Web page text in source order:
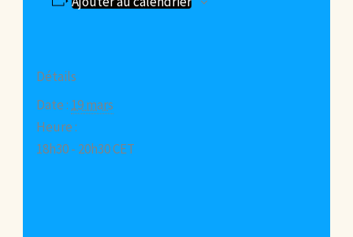
Détails
Date : 19 mars
Heure :
18h30 - 20h30CET